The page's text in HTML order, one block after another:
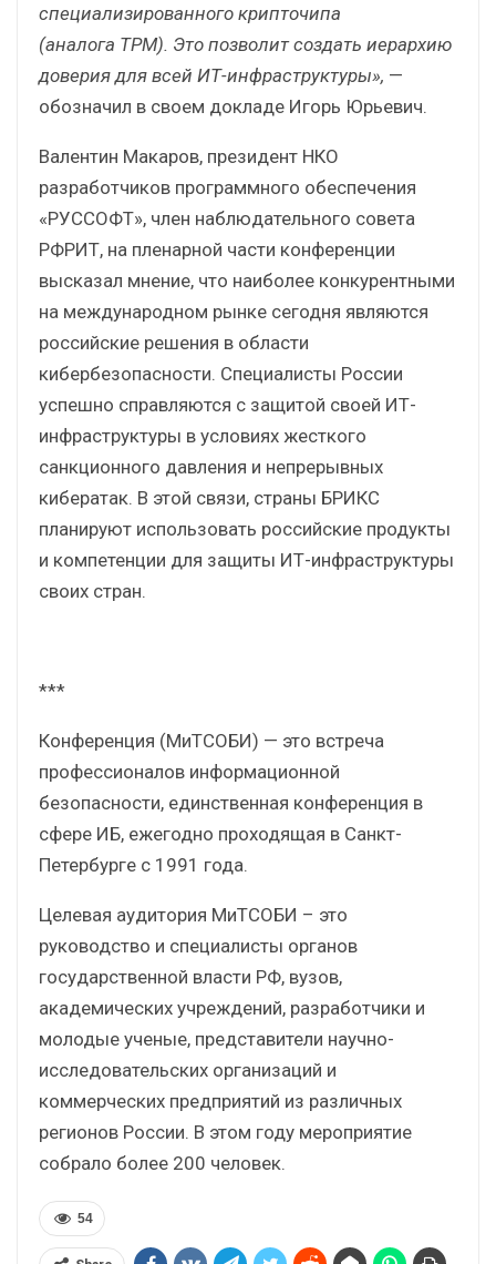
специализированного крипточипа
(аналога TPM). Это позволит создать иерархию
доверия для всей ИТ-инфраструктуры», —
обозначил в своем докладе Игорь Юрьевич.
Валентин Макаров, президент НКО
разработчиков программного обеспечения
«РУССОФТ», член наблюдательного совета
РФРИТ, на пленарной части конференции
высказал мнение, что наиболее конкурентными
на международном рынке сегодня являются
российские решения в области
кибербезопасности. Специалисты России
успешно справляются с защитой своей ИТ-
инфраструктуры в условиях жесткого
санкционного давления и непрерывных
кибератак. В этой связи, страны БРИКС
планируют использовать российские продукты
и компетенции для защиты ИТ-инфраструктуры
своих стран.
***
Конференция (МиТСОБИ) — это встреча
профессионалов информационной
безопасности, единственная конференция в
сфере ИБ, ежегодно проходящая в Санкт-
Петербурге с 1991 года.
Целевая аудитория МиТСОБИ – это
руководство и специалисты органов
государственной власти РФ, вузов,
академических учреждений, разработчики и
молодые ученые, представители научно-
исследовательских организаций и
коммерческих предприятий из различных
регионов России. В этом году мероприятие
собрало более 200 человек.
54